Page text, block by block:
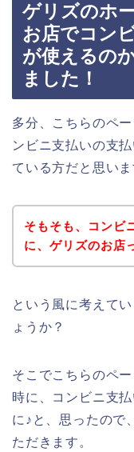
ゲリズのホ
お店でコン
が使えるの
ました！
多分、こちらのペ
ンビニ支払いの支
ている方だと思いま
そもそも、コンビ
に、ゲリズのお店
という風に考えて
ょうか？
そこでこちらのペ
時に、コンビニ支
に♪と、思ったので
ただきます。